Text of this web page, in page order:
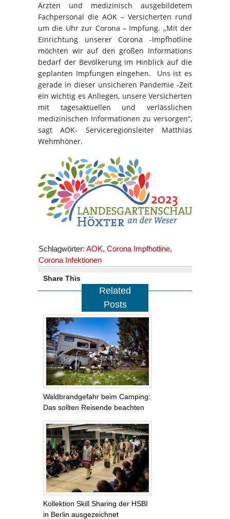
Ärzten und medizinisch ausgebildetem
Fachpersonal die AOK – Versicherten rund
um die Uhr zur Corona – Impfung. „Mit der
Einrichtung unserer Corona -Impfhotline
möchten wir auf den großen Informations
bedarf der Bevölkerung im Hinblick auf die
geplanten Impfungen eingehen. Uns ist es
gerade in dieser unsicheren Pandemie -Zeit
ein wichtig es Anliegen, unsere Versicherten
mit tagesaktuellen und verlässlichen
medizinischen Informationen zu versorgen“,
sagt AOK- Serviceregionsleiter Matthias
Wehmhöner.
Schlagwörter: AOK, Corona Impfhotline,
Corona Infektionen
Share This
Related
Posts
Waldbrandgefahr beim Camping:
Das sollten Reisende beachten
Kollektion Skill Sharing der HSBI
in Berlin ausgezeichnet